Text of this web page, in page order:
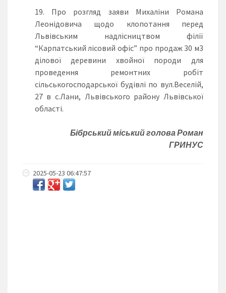
Про розгляд заяви Михаліни Романа
Леонідовича щодо клопотання перед
Львівським надлісництвом філії
“Карпатський лісовий офіс” про продаж 30 м3
ділової деревини хвойної породи для
проведення ремонтних робіт
сільськогосподарської будівлі по вул.Веселій,
27 в с.Лани, Львівського району Львівської
області.
Бібрський міський голова Роман
ГРИНУС
2025-05-23 06:47:57